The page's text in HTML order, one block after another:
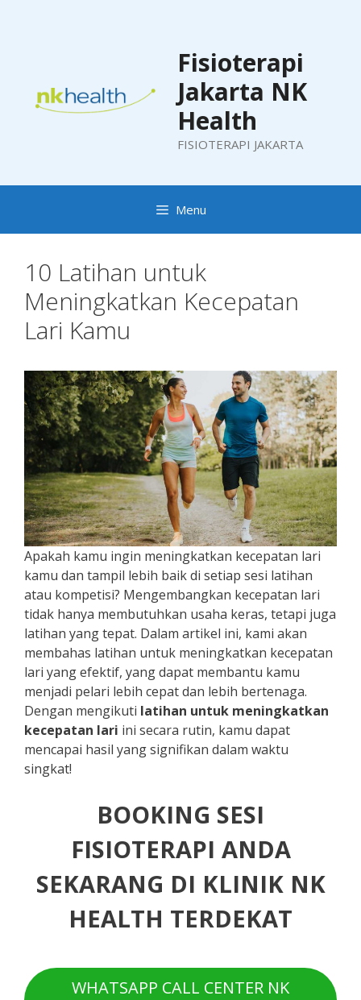
Fisioterapi
Jakarta NK
Health
FISIOTERAPI JAKARTA
Menu
10 Latihan untuk
Meningkatkan Kecepatan
Lari Kamu
Apakah kamu ingin meningkatkan kecepatan lari
kamu dan tampil lebih baik di setiap sesi latihan
atau kompetisi? Mengembangkan kecepatan lari
tidak hanya membutuhkan usaha keras, tetapi juga
latihan yang tepat. Dalam artikel ini, kami akan
membahas latihan untuk meningkatkan kecepatan
lari yang efektif, yang dapat membantu kamu
menjadi pelari lebih cepat dan lebih bertenaga.
Dengan mengikuti latihan untuk meningkatkan
kecepatan lari ini secara rutin, kamu dapat
mencapai hasil yang signifikan dalam waktu
singkat!
BOOKING SESI
FISIOTERAPI ANDA
SEKARANG DI KLINIK NK
HEALTH TERDEKAT
WHATSAPP CALL CENTER NK